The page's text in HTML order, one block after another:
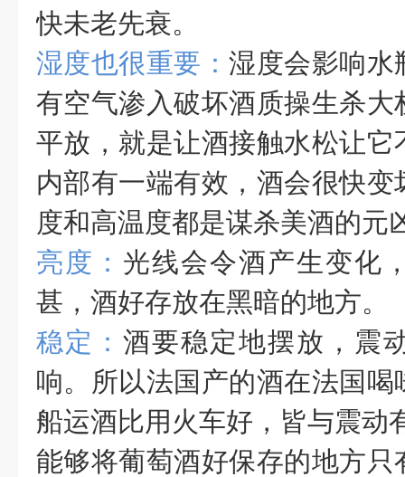
快未老先衰。
湿度也很重要：湿度会影响水
有空气渗入破坏酒质操生杀
平放，就是让酒接触水松让
内部有一端有效，酒会很快
度和高温度都是谋杀美酒的元
亮度： 光线会令酒产生变化
甚，酒好存放在黑暗的地方。
稳定： 酒要稳定地摆放，震
响。所以法国产的酒在法国
船运酒比用火车好，皆与震动
能够将葡萄酒好保存的地方